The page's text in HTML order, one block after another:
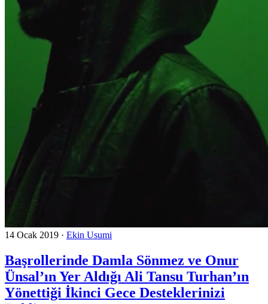
14 Ocak 2019 · Ekin Usumi
Başrollerinde Damla Sönmez ve Onur
Ünsal’ın Yer Aldığı Ali Tansu Turhan’ın
Yönettiği İkinci Gece Desteklerinizi